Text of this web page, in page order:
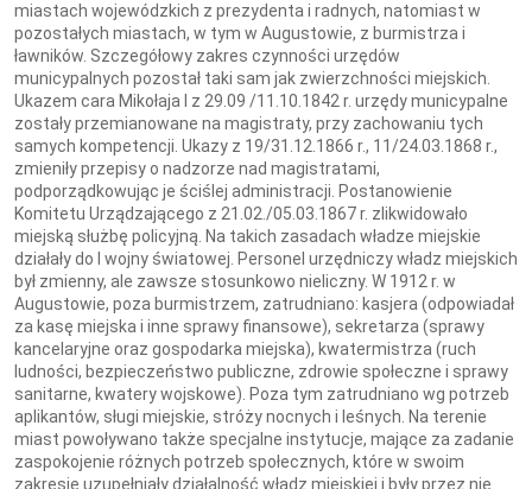
miastach wojewódzkich z prezydenta i radnych, natomiast w
pozostałych miastach, w tym w Augustowie, z burmistrza i
ławników. Szczegółowy zakres czynności urzędów
municypalnych pozostał taki sam jak zwierzchności miejskich.
Ukazem cara Mikołaja I z 29.09 /11.10.1842 r. urzędy municypalne
zostały przemianowane na magistraty, przy zachowaniu tych
samych kompetencji. Ukazy z 19/31.12.1866 r., 11/24.03.1868 r.,
zmieniły przepisy o nadzorze nad magistratami,
podporządkowując je ściślej administracji. Postanowienie
Komitetu Urządzającego z 21.02./05.03.1867 r. zlikwidowało
miejską służbę policyjną. Na takich zasadach władze miejskie
działały do I wojny światowej. Personel urzędniczy władz miejskich
był zmienny, ale zawsze stosunkowo nieliczny. W 1912 r. w
Augustowie, poza burmistrzem, zatrudniano: kasjera (odpowiadał
za kasę miejska i inne sprawy finansowe), sekretarza (sprawy
kancelaryjne oraz gospodarka miejska), kwatermistrza (ruch
ludności, bezpieczeństwo publiczne, zdrowie społeczne i sprawy
sanitarne, kwatery wojskowe). Poza tym zatrudniano wg potrzeb
aplikantów, sługi miejskie, stróży nocnych i leśnych. Na terenie
miast powoływano także specjalne instytucje, mające za zadanie
zaspokojenie różnych potrzeb społecznych, które w swoim
zakresie uzupełniały działalność władz miejskiej i były przez nie